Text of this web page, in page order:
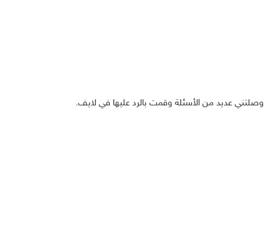
وصلتني عديد من الأسئلة وقمت بالرد عليها في لايف.